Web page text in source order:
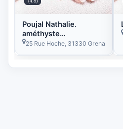
Poujal Nathalie.
améthyste
esthéticienne a
25 Rue Hoche, 31330 Grenade,